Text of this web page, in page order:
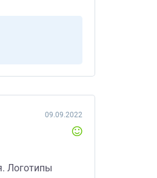
09.09.2022
Логотипы